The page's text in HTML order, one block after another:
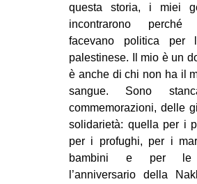
questa storia, i miei
incontrarono perché
facevano politica per
palestinese. Il mio è un
è anche di chi non ha il
sangue. Sono
commemorazioni, delle
solidarietà: quella per i
per i profughi, per i
bambini e per le
l’anniversario della